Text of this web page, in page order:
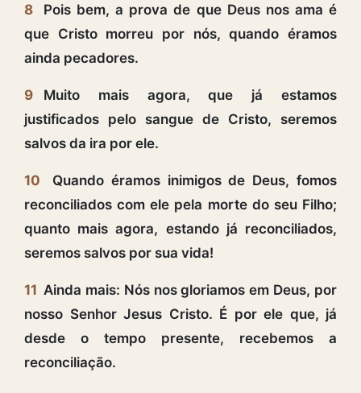
8
Pois bem, a prova de que Deus nos ama é
que Cristo morreu por nós, quando éramos
ainda pecadores.
9
Muito mais agora, que já estamos
justificados pelo sangue de Cristo, seremos
salvos da ira por ele.
10
Quando éramos inimigos de Deus, fomos
reconciliados com ele pela morte do seu Filho;
quanto mais agora, estando já reconciliados,
seremos salvos por sua vida!
11 Ainda mais: Nós nos gloriamos em Deus, por
nosso Senhor Jesus Cristo. É por ele que, já
desde o tempo presente, recebemos a
reconciliação.